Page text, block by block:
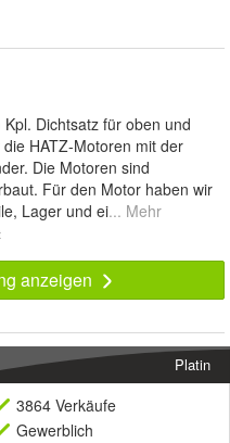
Dichtsatz für oben und
HATZ-Motoren mit der
Die Motoren sind
Für den Motor haben wir
Lager und ei... Mehr
anzeigen
Platin
3864 Verkäufe
Gewerblich